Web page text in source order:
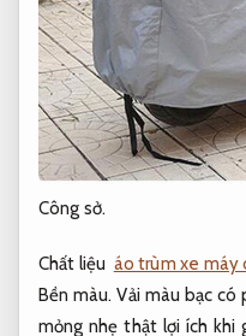
Công sở.
Chất liệu áo trùm xe máy
Bền màu. Vải màu bạc có
mỏng nhẹ thật lợi ích khi